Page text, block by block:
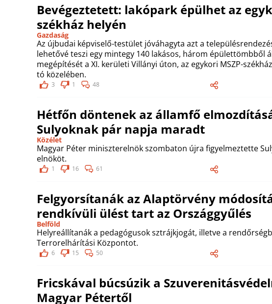
Bevégeztetett: lakópark épülhet az
székház helyén
Gazdaság
Az újbudai képviselő-testület jóváhagyta azt a
lehetővé teszi egy mintegy 140 lakásos, három épülettömbből
megépítését a XI. kerületi Villányi úton, az egykori MSZP-
tó közelében.
3 1 48
Hétfőn döntenek az államfő
Sulyoknak pár napja maradt
Közélet
Magyar Péter miniszterelnök szombaton újra figyelmeztette
elnököt.
1 16 61
Felgyorsítanák az Alaptörvény
rendkívüli ülést tart az Országgyűlés
Belföld
Helyreállítanák a pedagógusok sztrájkjogát, illetve a
Terrorelhárítási Központot.
6 15 50
Fricskával búcsúzik a
Magyar Pétertől